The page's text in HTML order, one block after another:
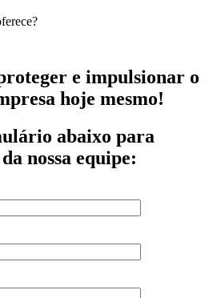
e impulsionar o
hoje mesmo!
abaixo para
nossa equipe: